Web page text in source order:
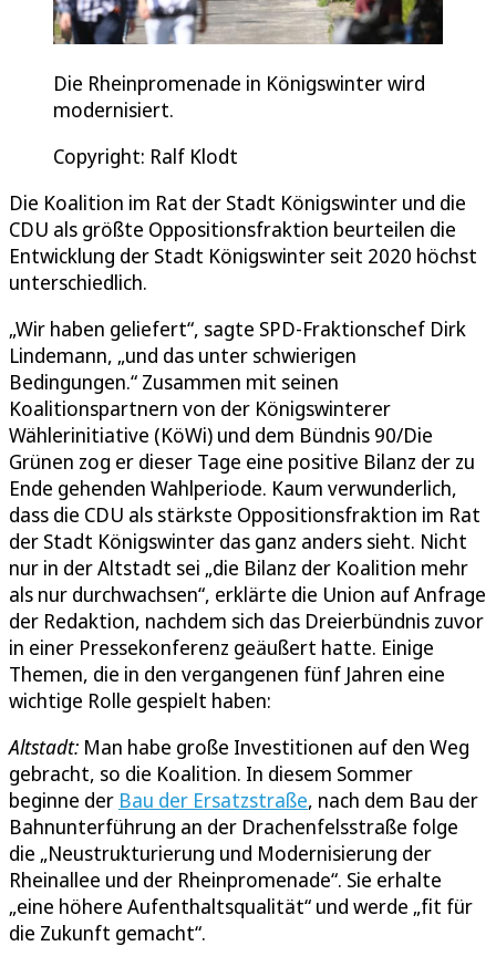
Die Rheinpromenade in Königswinter wird
modernisiert.
Copyright: Ralf Klodt
Die Koalition im Rat der Stadt Königswinter und die
CDU als größte Oppositionsfraktion beurteilen die
Entwicklung der Stadt Königswinter seit 2020 höchst
unterschiedlich.
„Wir haben geliefert“, sagte SPD-Fraktionschef Dirk
Lindemann, „und das unter schwierigen
Bedingungen.“ Zusammen mit seinen
Koalitionspartnern von der Königswinterer
Wählerinitiative (KöWi) und dem Bündnis 90/Die
Grünen zog er dieser Tage eine positive Bilanz der zu
Ende gehenden Wahlperiode. Kaum verwunderlich,
dass die CDU als stärkste Oppositionsfraktion im Rat
der Stadt Königswinter das ganz anders sieht. Nicht
nur in der Altstadt sei „die Bilanz der Koalition mehr
als nur durchwachsen“, erklärte die Union auf Anfrage
der Redaktion, nachdem sich das Dreierbündnis zuvor
in einer Pressekonferenz geäußert hatte. Einige
Themen, die in den vergangenen fünf Jahren eine
wichtige Rolle gespielt haben:
Altstadt: Man habe große Investitionen auf den Weg
gebracht, so die Koalition. In diesem Sommer
beginne der Bau der Ersatzstraße, nach dem Bau der
Bahnunterführung an der Drachenfelsstraße folge
die „Neustrukturierung und Modernisierung der
Rheinallee und der Rheinpromenade“. Sie erhalte
„eine höhere Aufenthaltsqualität“ und werde „fit für
die Zukunft gemacht“.